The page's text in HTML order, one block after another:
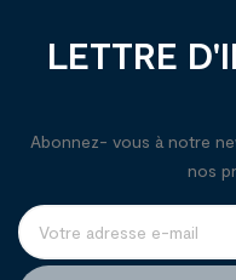
LETTRE
Abonnez- vous à notre
nos